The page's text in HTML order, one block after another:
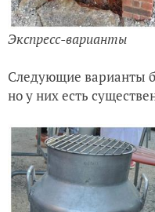
Экспресс-варианты
Следующие варианты
но у них есть